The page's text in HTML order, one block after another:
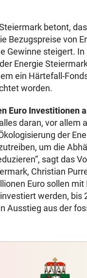
betont,
Bezugspreise von
Gewinne steigert.
Energie
ein Härtefall-
worden.
Euro Investitionen
daran, vor allem
der
um die
sagt das
Christian
Euro sollen mit
werden, bis
Ausstieg aus der